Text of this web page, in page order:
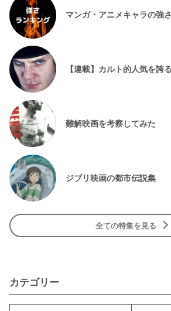
マンガ・アニメキャラの強
【連載】カルト的人気を誇
難解映画を考察してみた
ジブリ映画の都市伝説集
全ての特集を見る
カテゴリー